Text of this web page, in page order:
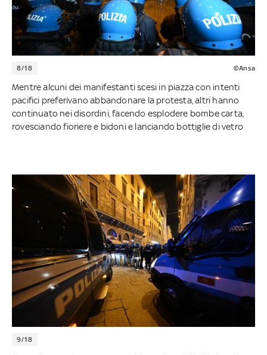
8/18 ©Ansa
Mentre alcuni dei manifestanti scesi in piazza con intenti
pacifici preferivano abbandonare la protesta, altri hanno
continuato nei disordini, facendo esplodere bombe carta,
rovesciando fioriere e bidoni e lanciando bottiglie di vetro
9/18